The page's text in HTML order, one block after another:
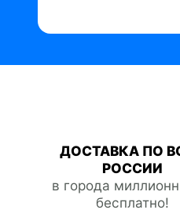
ДОСТАВКА ПО
РОССИИ
в города
бесплатно!